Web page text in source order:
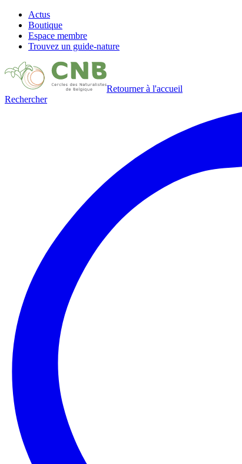
Actus
Boutique
Espace membre
Trouvez un guide-nature
Retourner à l'accueil
Rechercher